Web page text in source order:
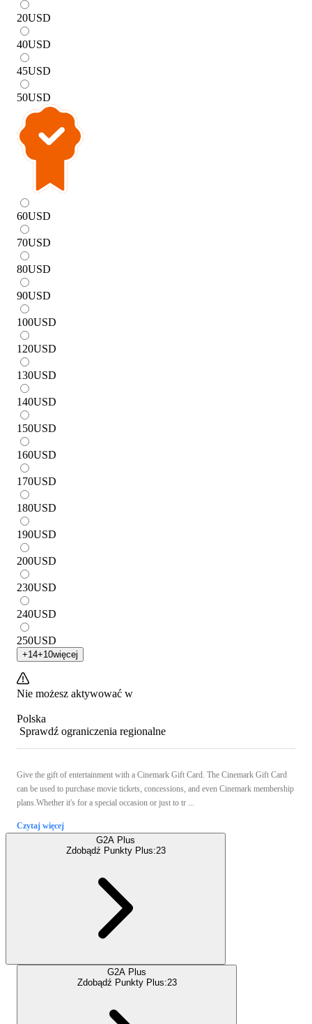
20USD
40USD
45USD
50USD
60USD
70USD
80USD
90USD
100USD
120USD
130USD
140USD
150USD
160USD
170USD
180USD
190USD
200USD
230USD
240USD
250USD
+14+10więcej
Nie możesz aktywować w
Polska
Sprawdź ograniczenia regionalne
Give the gift of entertainment with a Cinemark Gift Card. The Cinemark Gift Card
can be used to purchase movie tickets, concessions, and even Cinemark membership
plans.Whether it's for a special occasion or just to tr ...
Czytaj więcej
G2A Plus
Zdobądź Punkty Plus:23
G2A Plus
Zdobądź Punkty Plus:23